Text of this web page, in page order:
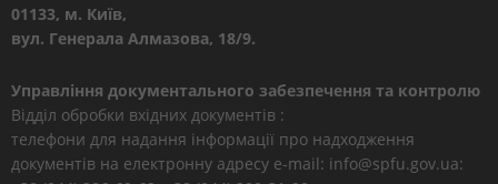
01133, м. Київ,
вул. Генерала Алмазова, 18/9.
Управління документального забезпечення та контролю
Відділ обробки вхідних документів :
телефони для надання інформації про надходження
документів на електронну адресу e-mail: info@spfu.gov.ua: